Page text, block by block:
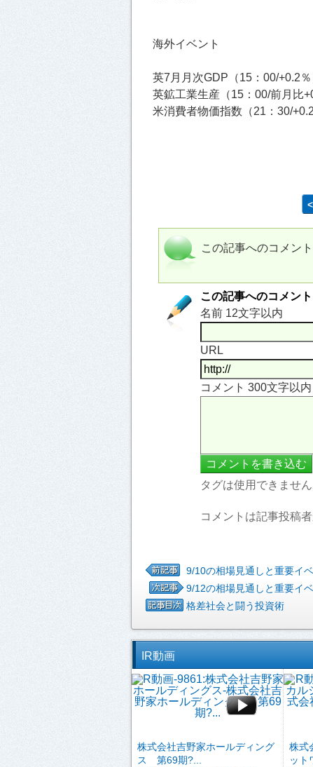
海外イベント
英7月月次GDP（15：00/+0.2％
英鉱工業生産（15：00/前月比
米消費者物価指数（21：30/
この記事へのコメント
この記事へのコメント
名前 12文字以内
URL
コメント 300文字以内
タグは使用できません
コメントは記事投稿
9/10の相場見通しと重要イ
9/12の相場見通しと重要イ
格差社会と闘う投資術
IR動画
株式会社吉野家ホールディング
ス 第69期?...
株式
ット